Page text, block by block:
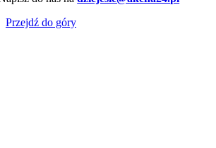
Przejdź do góry